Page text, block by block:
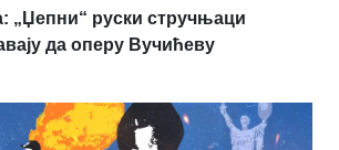
„Џепни“ руски стручњаци
да оперу Вучићеву